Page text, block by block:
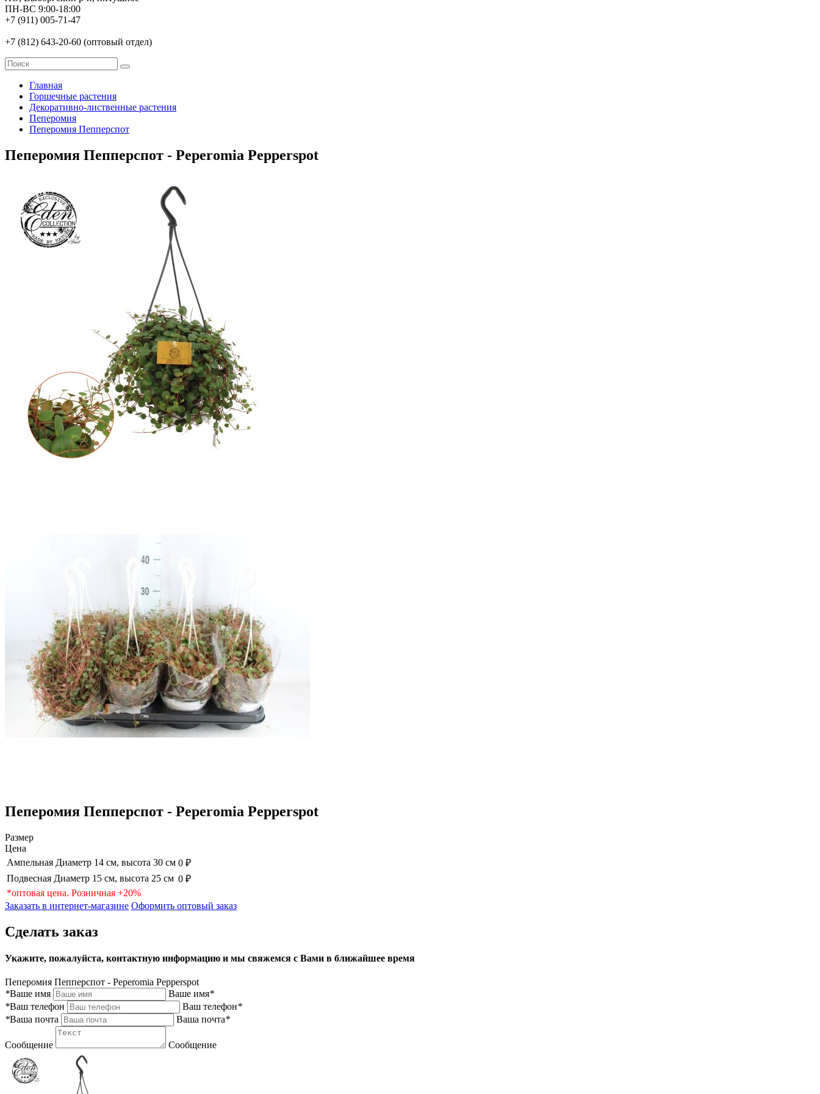
ПН-ВС 9:00-18:00
+7 (911) 005-71-47
+7 (812) 643-20-60 (оптовый отдел)
Главная
Горшечные растения
Декоративно-лиственные растения
Пеперомия
Пеперомия Пепперспот
Пеперомия Пепперспот - Peperomia Pepperspot
Пеперомия Пепперспот - Peperomia Pepperspot
Размер
Цена
Ампельная Диаметр 14 см, высота 30 см 0 ₽
Подвесная Диаметр 15 см, высота 25 см 0 ₽
*оптовая цена. Розничная +20%
Заказать в интернет-магазине Оформить оптовый заказ
Сделать заказ
Укажите, пожалуйста, контактную информацию и мы свяжемся с Вами в ближайшее время
Пеперомия Пепперспот - Peperomia Pepperspot
*Ваше имя Ваше имя*
*Ваш телефон Ваш телефон*
*Ваша почта Ваша почта*
Сообщение Сообщение